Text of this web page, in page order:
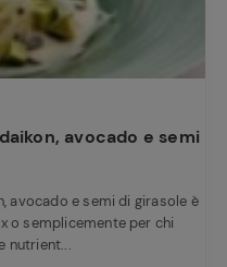
avocado e semi
avocado e semi di girasole è
o semplicemente per chi
nutrient...